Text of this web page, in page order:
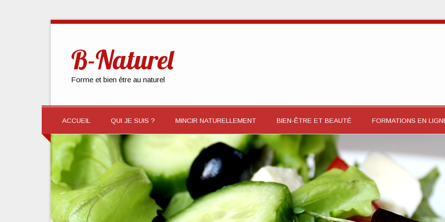
B-Naturel
Forme et bien être au naturel
ACCUEIL QUI JE SUIS ? MINCIR NATURELLEMENT BIEN-ÊTRE ET BEAUTÉ FORMATIONS EN